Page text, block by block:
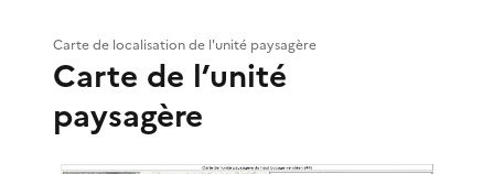
Carte de localisation de l'unité paysagère
Carte de l’unité
paysagère